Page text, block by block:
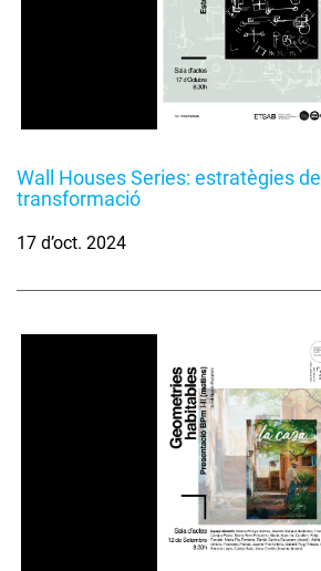
Wall Houses Series: estratègies de
transformació
17 d’oct. 2024